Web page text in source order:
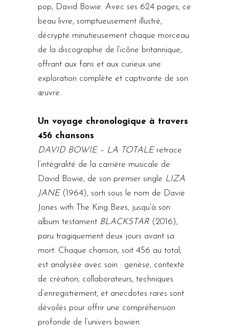
pop, David Bowie. Avec ses 624 pages, ce
beau livre, somptueusement illustré,
décrypte minutieusement chaque morceau
de la discographie de l’icône britannique,
offrant aux fans et aux curieux une
exploration complète et captivante de son
œuvre.
Un voyage chronologique à travers
456 chansons
DAVID BOWIE – LA TOTALE retrace
l’intégralité de la carrière musicale de
David Bowie, de son premier single LIZA
JANE (1964), sorti sous le nom de Davie
Jones with The King Bees, jusqu’à son
album testament BLACKSTAR (2016),
paru tragiquement deux jours avant sa
mort. Chaque chanson, soit 456 au total,
est analysée avec soin : genèse, contexte
de création, collaborateurs, techniques
d’enregistrement, et anecdotes rares sont
dévoilés pour offrir une compréhension
profonde de l’univers bowien.